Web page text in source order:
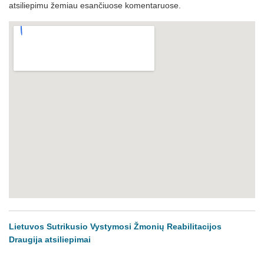
atsiliepimu žemiau esančiuose komentaruose.
Lietuvos Sutrikusio Vystymosi Žmonių Reabilitacijos
Draugija atsiliepimai